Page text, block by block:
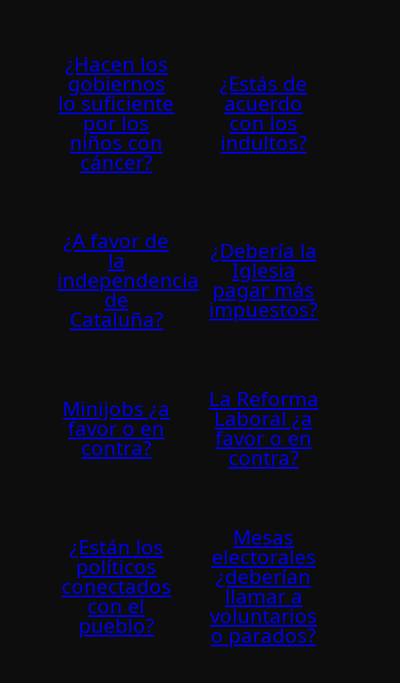
¿Hacen los
gobiernos
lo suficiente
por los
niños con
cáncer?
¿Estás de
acuerdo
con los
indultos?
¿A favor de
la
independencia
de
Cataluña?
¿Debería la
Iglesia
pagar más
impuestos?
Minijobs ¿a
favor o en
contra?
La Reforma
Laboral ¿a
favor o en
contra?
¿Están los
políticos
conectados
con el
pueblo?
Mesas
electorales
¿deberían
llamar a
voluntarios
o parados?